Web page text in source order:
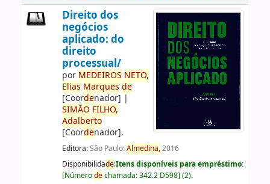
Direito dos
negócios
aplicado: do
direito
processual/
por MEDEIROS NETO,
Elias Marques de
[Coordenador] |
SIMÃO FILHO,
Adalberto
[Coordenador].
Editora:São Paulo:Almedina,2016
Disponibilidade:Itens disponíveis para empréstimo:
[Númerodechamada:342.2 D598] (2).